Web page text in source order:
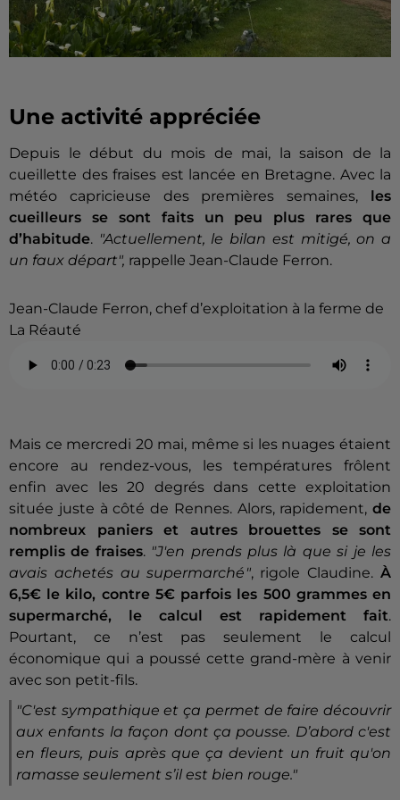
Une activité appréciée
Depuis le début du mois de mai, la saison de la
cueillette des fraises est lancée en Bretagne. Avec la
météo capricieuse des premières semaines,
les
cueilleurs se sont faits un peu plus rares que
d’habitude. "Actuellement, le bilan est mitigé, on a
un faux départ", rappelle Jean-Claude Ferron.
Jean-Claude Ferron, chef d’exploitation à la ferme de
La Réauté
Mais ce mercredi 20 mai, même si les nuages étaient
encore au rendez-vous, les températures frôlent
enfin avec les 20 degrés dans cette exploitation
située juste à côté de Rennes. Alors, rapidement, de
nombreux paniers et autres brouettes se sont
remplis de fraises. "J'en prends plus là que si je les
avais achetés au supermarché", rigole Claudine. À
6,5€ le kilo, contre 5€ parfois les 500 grammes en
supermarché, le calcul est rapidement fait.
Pourtant, ce n’est pas seulement le calcul
économique qui a poussé cette grand-mère à venir
avec son petit-fils.
"C'est sympathique et ça permet de faire découvrir
aux enfants la façon dont ça pousse. D’abord c'est
en fleurs, puis après que ça devient un fruit qu'on
ramasse seulement s’il est bien rouge."